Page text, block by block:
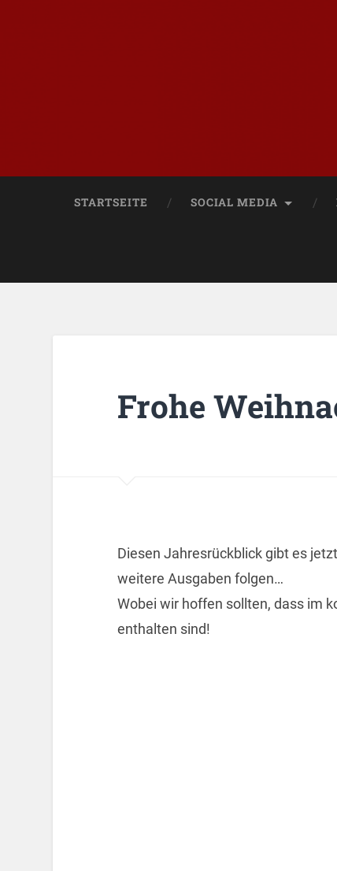
STARTSEITE SOCIAL MEDIA
Frohe
Diesen Jahresrückblick gibt es
weitere Ausgaben folgen…
Wobei wir hoffen sollten, dass im
enthalten sind!